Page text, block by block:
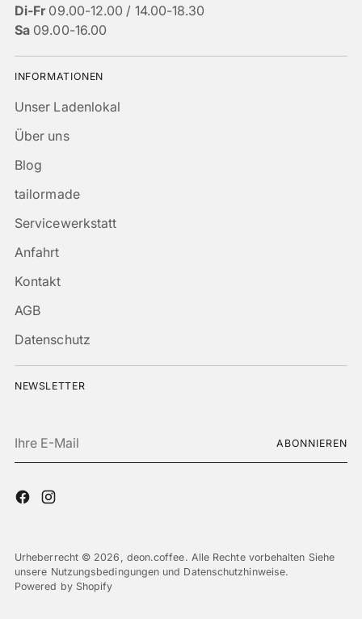
Di-Fr09.00-12.00 / 14.00-18.30
Sa 09.00-16.00
INFORMATIONEN
Unser Ladenlokal
Über uns
Blog
tailormade
Servicewerkstatt
Anfahrt
Kontakt
AGB
Datenschutz
NEWSLETTER
E-
ABONNIEREN
Urheberrecht © 2026, deon.coffee. Alle Rechte vorbehalten Siehe
unsere Nutzungsbedingungen und Datenschutzhinweise.
Powered by Shopify